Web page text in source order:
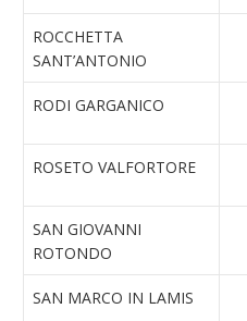
ROCCHETTA
SANT’ANTONIO
RODI GARGANICO
ROSETO VALFORTORE
SAN GIOVANNI
ROTONDO
SAN MARCO IN LAMIS